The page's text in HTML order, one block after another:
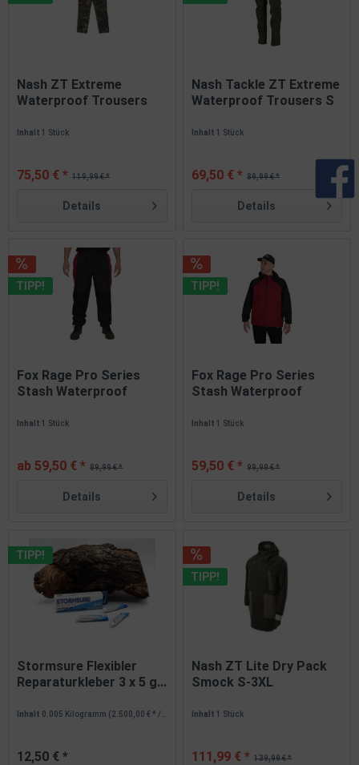
Nash ZT Extreme
Waterproof Trousers
Inhalt1 Stück
119,99 € *
75,50 € *
Details
Nash Tackle ZT Extreme
Waterproof Trousers S
Inhalt1 Stück
89,99 € *
69,50 € *
Details
TIPP!
Fox Rage Pro Series
Stash Waterproof
Inhalt1 Stück
89,99 € *
ab 59,50 € *
Details
TIPP!
Fox Rage Pro Series
Stash Waterproof
Inhalt1 Stück
99,99 € *
59,50 € *
Details
TIPP!
Stormsure Flexibler
Reparaturkleber 3 x 5 g...
Inhalt 0.005 Kilogramm (2.500,00 € * / 1 Kilogramm)
12,50 € *
TIPP!
Nash ZT Lite Dry Pack
Smock S-3XL
Inhalt1 Stück
139,99 € *
111,99 € *